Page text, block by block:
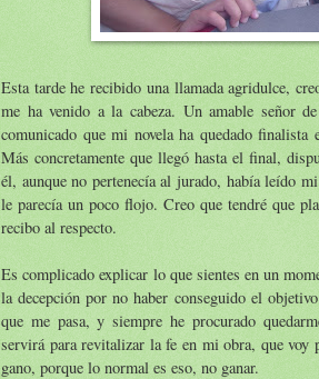
Esta tarde he recibido una llamada agridulce,
me ha venido a la cabeza. Un amable señor
comunicado que mi novela ha quedado finalista
Más concretamente que llegó hasta el final,
él, aunque no pertenecía al jurado, había leído
le parecía un poco flojo. Creo que tendré que
recibo al respecto.
Es complicado explicar lo que sientes en un
la decepción por no haber conseguido el
que me pasa, y siempre he procurado
servirá para revitalizar la fe en mi obra, que voy
gano, porque lo normal es eso, no ganar.